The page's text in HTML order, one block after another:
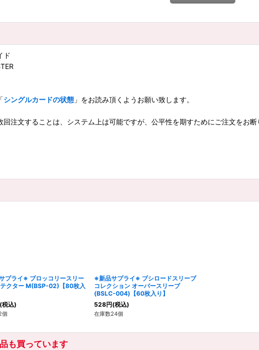
ド
シングルカードの状態 」をお読み頂くようお願い致します。
注文することは、システム上は可能ですが、公平性を期すためにご注文をお
プライ※ ブロッコリースリー
クター M(BSP-02)【80枚入
(税込)
個
※新品サプライ※ ブシロードスリーブ
コレクション オーバースリーブ
(BSLC-004)【60枚入り】
528円(税込)
在庫数24個
も買っています